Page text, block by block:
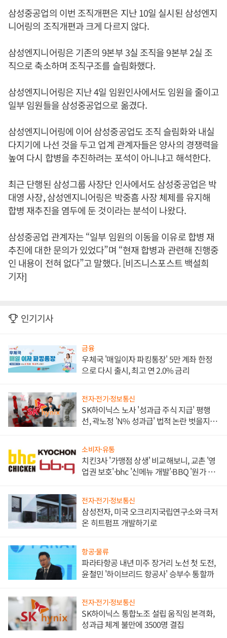
삼성중공업의 이번 조직개편은 지난 10일 실시된 삼성엔지
니어링의 조직개편과 크게 다르지 않다.
삼성엔지니어링은 기존의 9본부 3실 조직을 9본부 2실 조
직으로 축소하며 조직구조를 슬림화했다.
삼성엔지니어링은 지난 4일 임원인사에서도 임원을 줄이고
일부 임원들을 삼성중공업으로 옮겼다.
삼성엔지니어링에 이어 삼성중공업도 조직 슬림화와 내실
다지기에 나선 것을 두고 업계 관계자들은 양사의 경쟁력을
높여 다시 합병을 추진하려는 포석이 아니냐고 해석한다.
최근 단행된 삼성그룹 사장단 인사에서도 삼성중공업은 박
대영 사장, 삼성엔지니어링은 박중흠 사장 체제를 유지해
합병 재추진을 염두에 둔 것이라는 분석이 나왔다.
삼성중공업 관계자는 “일부 임원의 이동을 이유로 합병 재
추진에 대한 문의가 있었다”며 “현재 합병과 관련해 진행중
인 내용이 전혀 없다”고 말했다. [비즈니스포스트 백설희
기자]
인기기사
금융
우체국 '매일이자 파킹통장' 5만 계좌 한정
으로 다시 출시, 최고 연 2.0% 금리
전자·전기·정보통신
SK하이닉스 노사 '성과급 주식 지급' 평행
선, 곽노정 'N% 성과급' 법적 논란 벗을지 주
소비자·유통
치킨3사 '가맹점 상생' 비교해보니, 교촌 '영
업권 보호'·bhc '신메뉴 개발'·BBQ '원가 부
전자·전기·정보통신
삼성전자, 미국 오크리지국립연구소와 극저
온 히트펌프 개발하기로
항공·물류
파라타항공 내년 미주 장거리 노선 첫 도전,
윤철민 '하이브리드 항공사' 승부수 통할까
전자·전기·정보통신
SK하이닉스 통합노조 설립 움직임 본격화,
성과급 체계 불만에 3500명 결집